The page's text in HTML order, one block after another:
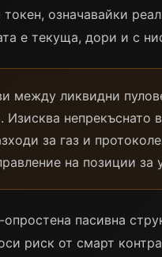
означавайки
е текуща, дори и с
между ликвидни
за газ и
на позиции
пасивна
риск от смарт